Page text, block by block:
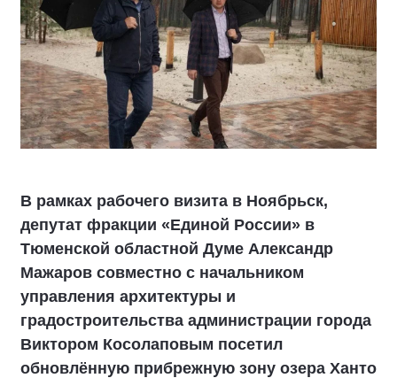
В рамках рабочего визита в Ноябрьск,
депутат фракции «Единой России» в
Тюменской областной Думе Александр
Мажаров совместно с начальником
управления архитектуры и
градостроительства администрации города
Виктором Косолаповым посетил
обновлённую прибрежную зону озера Ханто